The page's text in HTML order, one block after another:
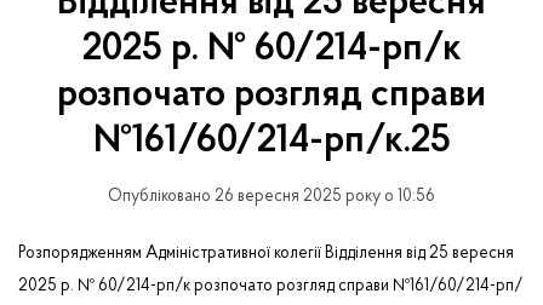
2025 р. № 60/214-рп/к
розпочато розгляд справи
№161/60/214-рп/к.25
Опубліковано 26 вересня 2025 року о 10:56
Розпорядженням Адміністративної колегії Відділення від 25 вересня
2025 р. № 60/214-рп/к розпочато розгляд справи №161/60/214-рп/